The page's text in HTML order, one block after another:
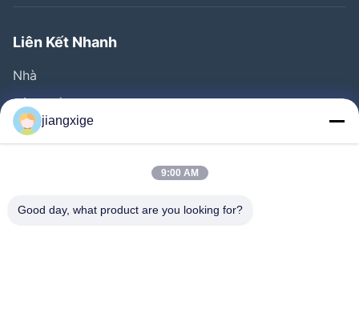
Liên Kết Nhanh
Nhà
Sản Phẩm
Về Chúng Tôi
Liên Hệ Với Chúng Tôi
jiangxige
9:00 AM
Good day, what product are you looking for?